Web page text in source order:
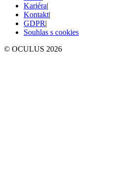
Kariéra|
Kontakt|
GDPR|
Souhlas s cookies
© OCULUS 2026